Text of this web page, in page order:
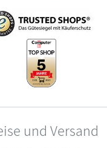
und Versand